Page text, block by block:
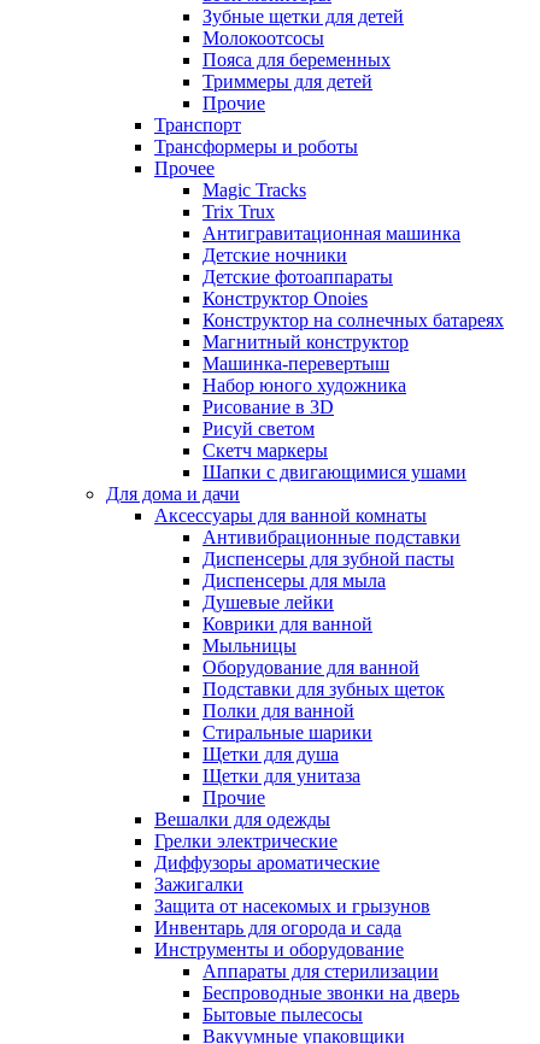
Зубные щетки для детей
Молокоотсосы
Пояса для беременных
Триммеры для детей
Прочие
Транспорт
Трансформеры и роботы
Прочее
Magic Tracks
Trix Trux
Антигравитационная машинка
Детские ночники
Детские фотоаппараты
Конструктор Onoies
Конструктор на солнечных батареях
Магнитный конструктор
Машинка-перевертыш
Набор юного художника
Рисование в 3D
Рисуй светом
Скетч маркеры
Шапки с двигающимися ушами
Для дома и дачи
Аксессуары для ванной комнаты
Антивибрационные подставки
Диспенсеры для зубной пасты
Диспенсеры для мыла
Душевые лейки
Коврики для ванной
Мыльницы
Оборудование для ванной
Подставки для зубных щеток
Полки для ванной
Стиральные шарики
Щетки для душа
Щетки для унитаза
Прочие
Вешалки для одежды
Грелки электрические
Диффузоры ароматические
Зажигалки
Защита от насекомых и грызунов
Инвентарь для огорода и сада
Инструменты и оборудование
Аппараты для стерилизации
Беспроводные звонки на дверь
Бытовые пылесосы
Вакуумные упаковщики